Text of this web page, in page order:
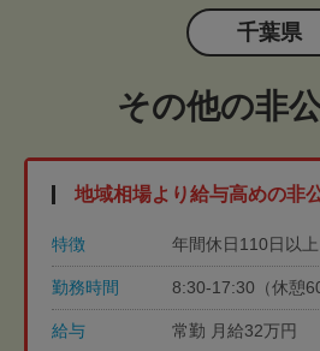
千葉県
その他の非
地域相場より給与高めの非
特徴 年間休日110日以上
勤務時間 8:30-17:30（休憩60
給与 常勤 月給32万円